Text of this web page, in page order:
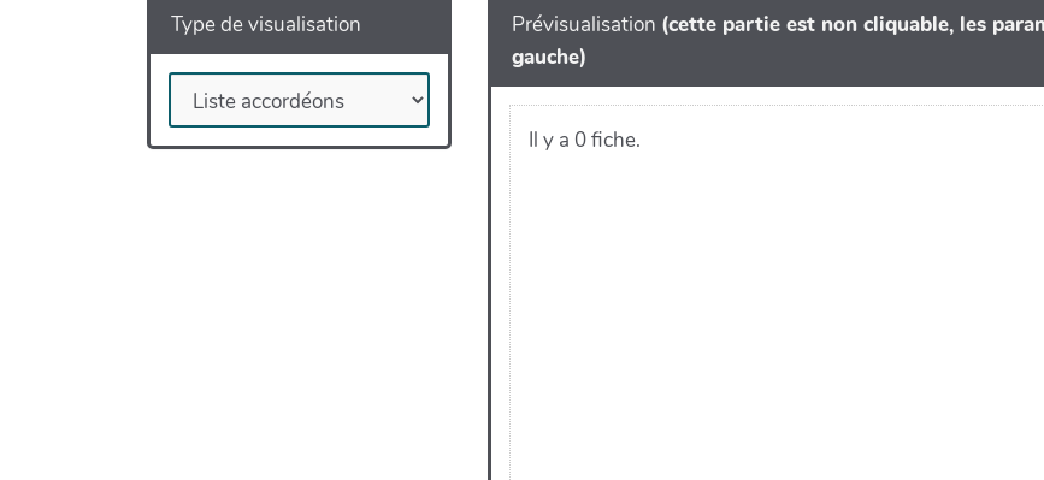
Type de visualisation Prévisualisation (cette partie est non cliquable, les
gauche)